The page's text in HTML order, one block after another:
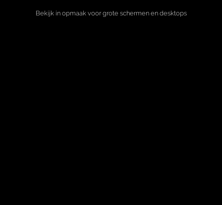
Bekijk in opmaak voor grote schermen en desktops